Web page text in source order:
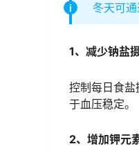
冬天可
1、减少钠盐
控制每日食
于血压稳定。
2、增加钾元